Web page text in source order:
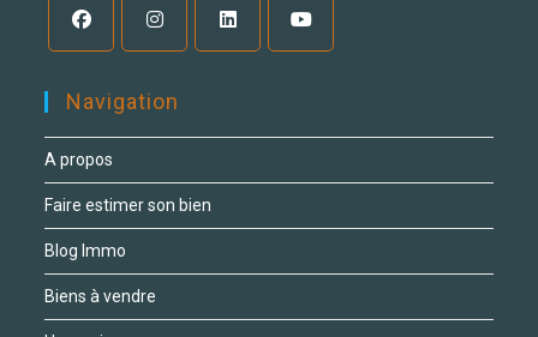
Navigation
A propos
Faire estimer son bien
Blog Immo
Biens à vendre